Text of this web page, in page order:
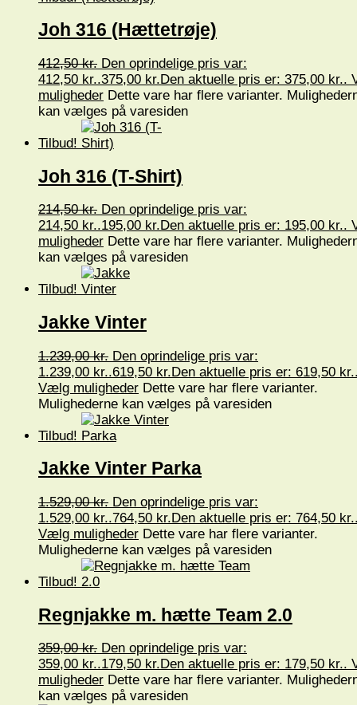
Joh 316 (Hættetrøje)
412,50kr. Den oprindelige pris var:
412,50 kr..375,00 kr.Den aktuelle pris er: 375,00 kr..
muligheder Dette vare har flere varianter.
kan vælges på varesiden
Tilbud!
Joh 316 (T-Shirt)
214,50kr. Den oprindelige pris var:
214,50 kr..195,00 kr. Den aktuelle pris er: 195,00 kr..
muligheder Dette vare har flere varianter.
kan vælges på varesiden
Tilbud!
Jakke Vinter
1.239,00kr. Den oprindelige pris var:
1.239,00 kr..619,50 kr.Den aktuelle pris er: 619,50
Vælg muligheder Dette vare har flere varianter.
Mulighederne kan vælges på varesiden
Tilbud!
Jakke Vinter Parka
1.529,00kr. Den oprindelige pris var:
1.529,00 kr..764,50 kr.Den aktuelle pris er: 764,50
Vælg muligheder Dette vare har flere varianter.
Mulighederne kan vælges på varesiden
Tilbud!
Regnjakke m. hætte Team 2.0
359,00kr. Den oprindelige pris var:
359,00 kr..179,50 kr. Den aktuelle pris er: 179,50 kr..
muligheder Dette vare har flere varianter.
kan vælges på varesiden